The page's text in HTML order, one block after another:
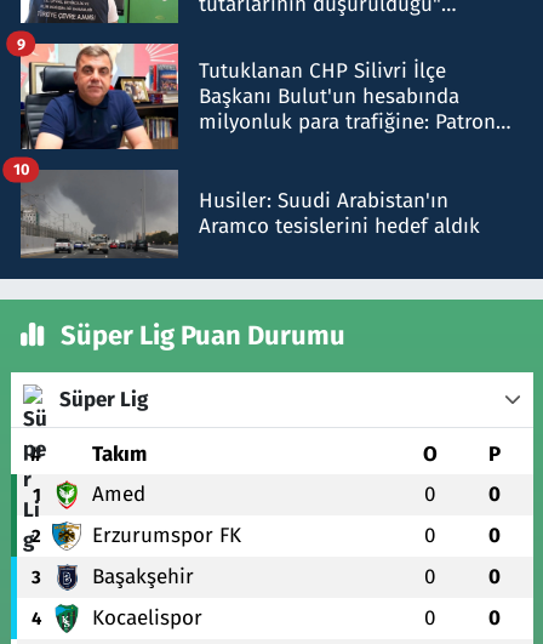
Tutuklanan CHP Silivri İlçe
Başkanı Bulut'un hesabında
milyonluk para trafiğine: Patron
9
Husiler: Suudi Arabistan'ın
Aramco tesislerini hedef aldık
10
Süper Lig Puan Durumu
Süper Lig
# Takım O P
1 Amed 0 0
2 Erzurumspor FK 0 0
3 Başakşehir 0 0
4 Kocaelispor 0 0